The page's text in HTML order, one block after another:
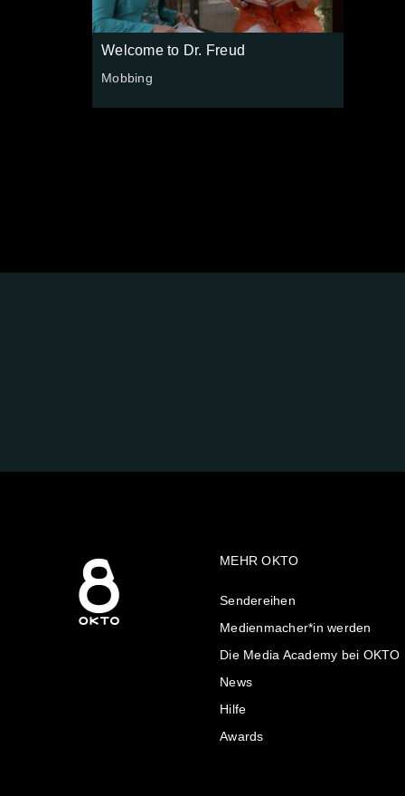
Welcome to Dr. Freud
Mobbing
MEHR OKTO
Sendereihen
Medienmacher*in werden
Die Media Academy bei OKTO
News
Hilfe
Awards